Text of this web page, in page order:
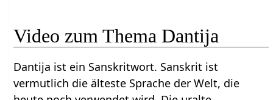
Video zum Thema Dantija
Dantija ist ein Sanskritwort. Sanskrit ist
vermutlich die älteste Sprache der Welt, die